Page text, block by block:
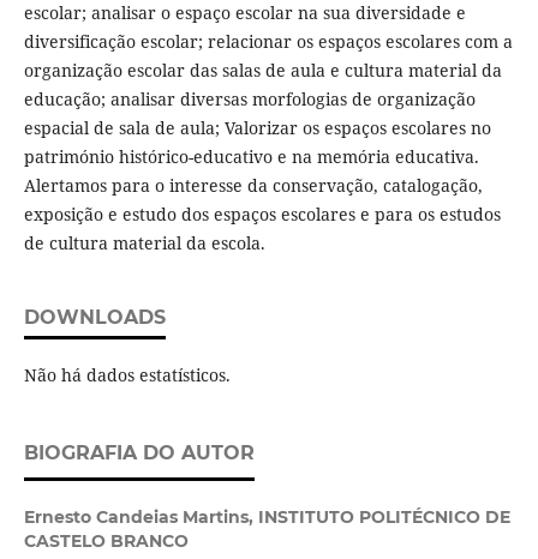
escolar; analisar o espaço escolar na sua diversidade e
diversificação escolar; relacionar os espaços escolares com a
organização escolar das salas de aula e cultura material da
educação; analisar diversas morfologias de organização
espacial de sala de aula; Valorizar os espaços escolares no
património histórico-educativo e na memória educativa.
Alertamos para o interesse da conservação, catalogação,
exposição e estudo dos espaços escolares e para os estudos
de cultura material da escola.
DOWNLOADS
Não há dados estatísticos.
BIOGRAFIA DO AUTOR
Ernesto Candeias Martins, INSTITUTO POLITÉCNICO DE
CASTELO BRANCO